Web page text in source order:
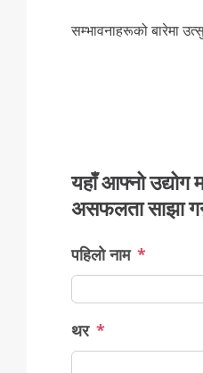
सम्भावनाहरूको बारेमा
यहाँ आफ्नो उद्योग
असफलता साझा
पहिलो नाम *
थर *